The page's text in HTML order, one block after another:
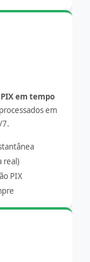
PIX em tempo
em
7.
real)
PIX